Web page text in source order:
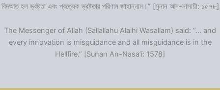
বিদআত হল ভ্রষ্টতা এবং প্রত্যেক ভ্রষ্টতার পরিণাম জাহান্নাম।” [সুনান আন-নাসায়ী: ১৫৭৮]
The Messenger of Allah (Sallallahu Alaihi Wasallam) said: “… and
every innovation is misguidance and all misguidance is in the
Hellfire.” [Sunan An-Nasa’i: 1578]